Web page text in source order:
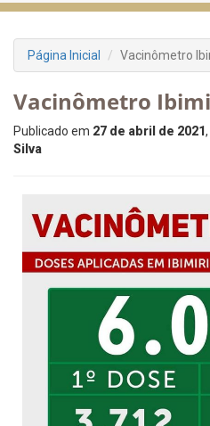
Página Inicial Vacinômetro
Vacinômetro
Publicado em 27 de abril de 2021
Silva